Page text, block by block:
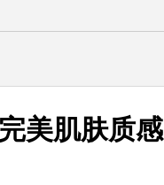
美肌肤质感